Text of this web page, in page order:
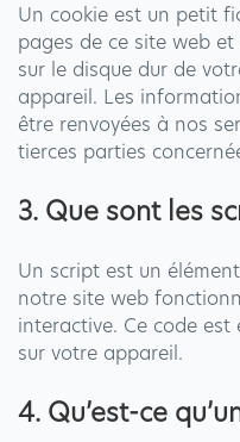
Un cookie est un petit
pages de ce site web
sur le disque dur de
appareil. Les
être renvoyées à nos
tierces parties
3. Que sont les
Un script est un
notre site web
interactive. Ce code est
sur votre appareil.
4. Qu’est-ce